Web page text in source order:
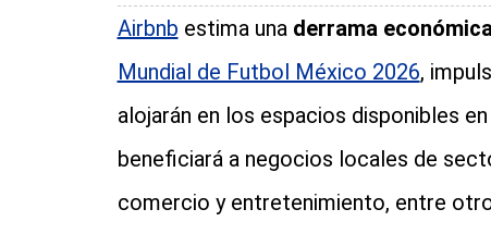
Airbnb estima una derrama
Mundial de Futbol México 2026,
alojarán en los espacios disponibles
beneficiará a negocios locales de
comercio y entretenimiento, entre